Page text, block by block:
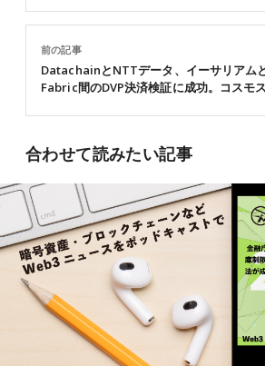
前の記事
DatachainとNTTデータ、イーサリア
Fabric間のDVP決済検証に成功。コスモ
合わせて読みたい記事